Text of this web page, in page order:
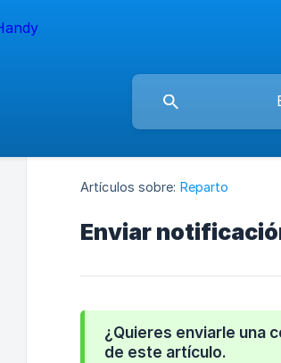
Artículos sobre: Reparto
Enviar
¿Quieres enviarle una
de este artículo.